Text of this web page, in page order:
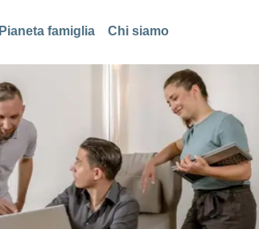
Pianeta famiglia Chi siamo